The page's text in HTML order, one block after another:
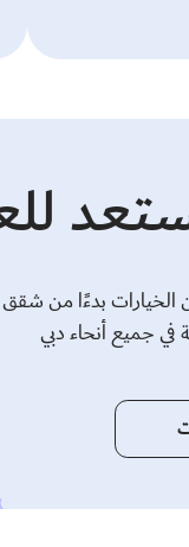
بدءًا من شقق
في جميع أنحاء دبي